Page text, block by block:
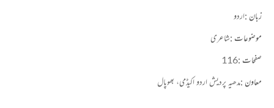
زبان :اردو
موضوعات :شاعری
صفحات :116
معاون :مدھیہ پردیش اردو اکیڈمی، بھوپال